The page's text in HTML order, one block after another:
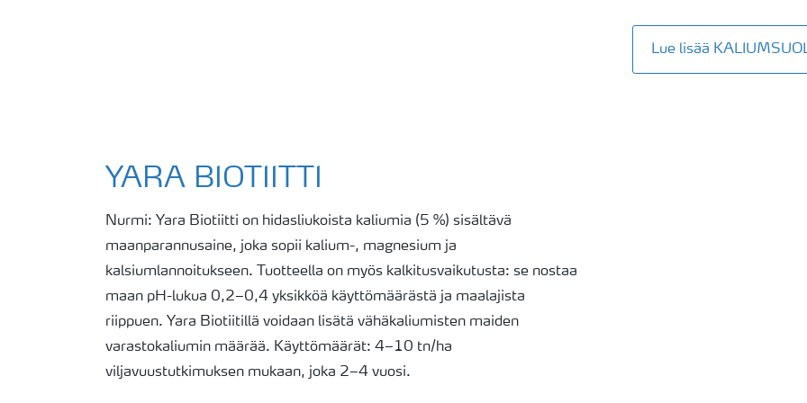
Lue lisää
YARA BIOTIITTI
Nurmi: Yara Biotiitti on hidasliukoista kaliumia (5 %) sisältävä
maanparannusaine, joka sopii kalium-, magnesium ja
kalsiumlannoitukseen. Tuotteella on myös kalkitusvaikutusta: se nostaa
maan pH-lukua 0,2–0,4 yksikköä käyttömäärästä ja maalajista
riippuen. Yara Biotiitillä voidaan lisätä vähäkaliumisten maiden
varastokaliumin määrää. Käyttömäärät: 4–10 tn/ha
viljavuustutkimuksen mukaan, joka 2–4 vuosi.